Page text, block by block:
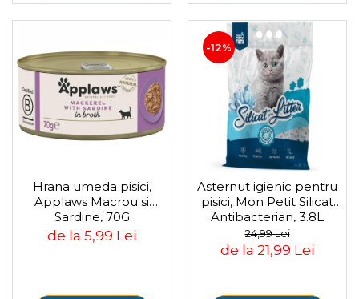
Igiena reptile
Decoruri terarii
Incalzitoare si pompe terarii
Solutii iluminat terarii
Lampi terarii
Accesorii diverse terarii
Iazuri
Igiena Iazuri
Hrana umeda pisici,
Applaws Macrou si
Sardine, 70G
de la 5,99 Lei
-12%
Asternut igienic pentru
pisici, Mon Petit Silicat
Antibacterian, 3.8L
24,99 Lei
de la 21,99 Lei